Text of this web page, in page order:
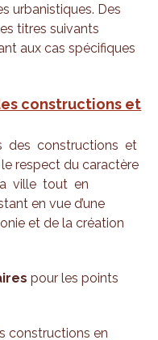
urbanistiques. Des
titres suivants
aux cas spécifiques
constructions et
des constructions et
respect du caractère
ville tout en
en vue d’une
et de la création
pour les points
constructions en